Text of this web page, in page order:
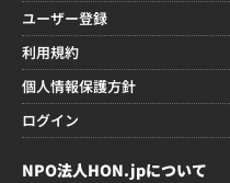
ユーザー登録
利用規約
個人情報保護方針
ログイン
NPO法人HON.jpについて